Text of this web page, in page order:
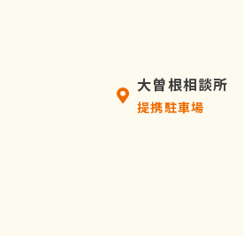
大曽根相談所
提携駐車場